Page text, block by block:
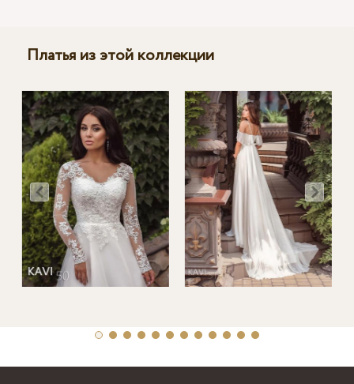
Платья из этой коллекции